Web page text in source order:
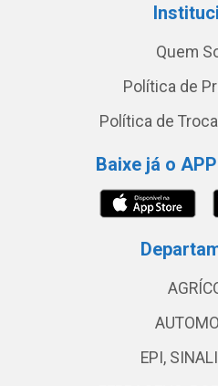
Quem
Política de
Política de
Baixe já o
EPI,